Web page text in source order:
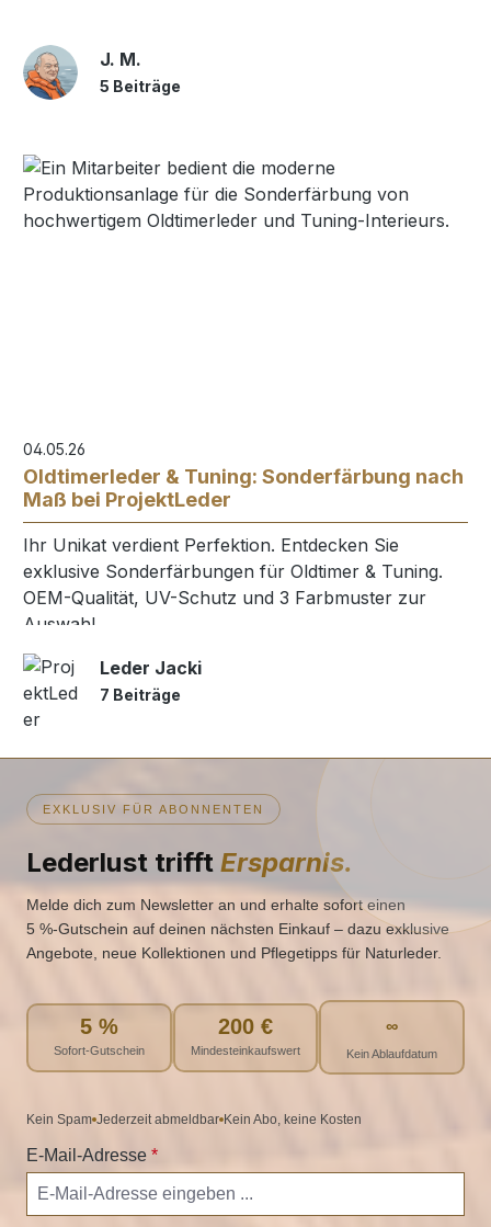
J. M.
5 Beiträge
04.05.26
Oldtimerleder & Tuning: Sonderfärbung nach
Maß bei ProjektLeder
Ihr Unikat verdient Perfektion. Entdecken Sie
exklusive Sonderfärbungen für Oldtimer & Tuning.
OEM-Qualität, UV-Schutz und 3 Farbmuster zur
Auswahl.
Leder Jacki
7 Beiträge
EXKLUSIV FÜR ABONNENTEN
Lederlust trifft Ersparnis.
Melde dich zum Newsletter an und erhalte sofort einen
5 %‑Gutschein auf deinen nächsten Einkauf – dazu exklusive
Angebote, neue Kollektionen und Pflegetipps für Naturleder.
5 %
Sofort-Gutschein
200 €
Mindesteinkaufswert
∞
Kein Ablaufdatum
Kein Spam Jederzeit abmeldbar Kein Abo, keine Kosten
E-Mail-Adresse *